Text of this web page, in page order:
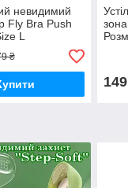
невидимий
Fly Bra Рush
L
₴
149